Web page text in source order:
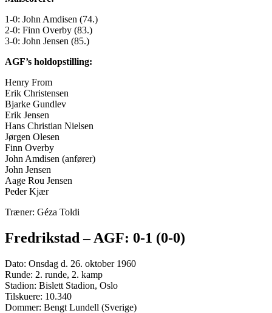
1-0: John Amdisen (74.)
2-0: Finn Overby (83.)
3-0: John Jensen (85.)
AGF’s holdopstilling:
Henry From
Erik Christensen
Bjarke Gundlev
Erik Jensen
Hans Christian Nielsen
Jørgen Olesen
Finn Overby
John Amdisen (anfører)
John Jensen
Aage Rou Jensen
Peder Kjær
Træner: Géza Toldi
Fredrikstad – AGF: 0-1 (0-0)
Dato: Onsdag d. 26. oktober 1960
Runde: 2. runde, 2. kamp
Stadion: Bislett Stadion, Oslo
Tilskuere: 10.340
Dommer: Bengt Lundell (Sverige)